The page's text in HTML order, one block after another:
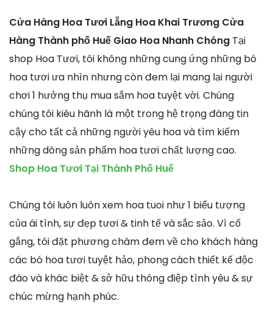
Cửa Hàng Hoa Tươi Lẵng Hoa Khai Trương Cửa
Hàng Thành phố Huế Giao Hoa Nhanh Chóng Tại
shop Hoa Tươi, tôi không những cung ứng những bó
hoa tươi ưa nhìn nhưng còn đem lại mang lại người
chơi 1 hưởng thụ mua sắm hoa tuyệt vời. Chúng
chúng tôi kiêu hãnh là một trong hệ trọng đáng tin
cậy cho tất cả những người yêu hoa và tìm kiếm
những dòng sản phẩm hoa tươi chất lượng cao.
Shop Hoa Tươi Tại Thành Phố Huế
Chúng tôi luôn luôn xem hoa tuoi như 1 biểu tượng
của ái tình, sự đẹp tươi & tinh tế và sắc sảo. Vì cố
gắng, tôi đặt phương châm đem về cho khách hàng
các bó hoa tươi tuyệt hảo, phong cách thiết kế độc
đáo và khác biệt & sở hữu thông điệp tình yêu & sự
chúc mừng hạnh phúc.